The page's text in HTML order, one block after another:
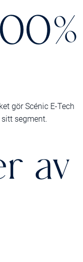
gör Scénic E-Tech
segment.
av